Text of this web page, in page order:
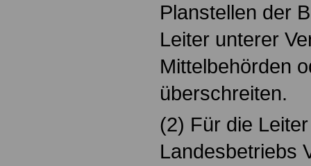
Planstellen der
Leiter unterer
Mittelbehörden
überschreiten.
(2) Für die
Landesbetriebs